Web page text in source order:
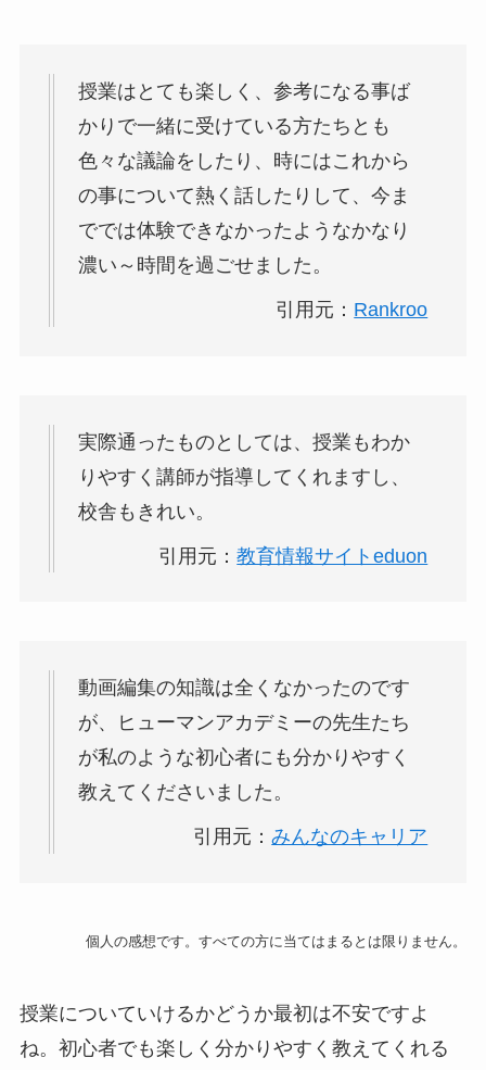
授業はとても楽しく、参考になる事ば
かりで一緒に受けている方たちとも
色々な議論をしたり、時にはこれから
の事について熱く話したりして、今ま
ででは体験できなかったようなかなり
濃い～時間を過ごせました。
引用元： Rankroo
実際通ったものとしては、授業もわか
りやすく講師が指導してくれますし、
校舎もきれい。
引用元：教育情報サイトeduon
動画編集の知識は全くなかったのです
が、ヒューマンアカデミーの先生たち
が私のような初心者にも分かりやすく
教えてくださいました。
引用元：みんなのキャリア
個人の感想です。すべての方に当てはまるとは限りません。
授業についていけるかどうか最初は不安ですよ
ね。初心者でも楽しく分かりやすく教えてくれる